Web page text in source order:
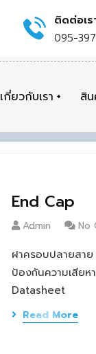
ติดต่อเร
095-
เกี่ยวกับเรา สิน
End Cap
Admin No
ฝาครอบปลายสา
ป้องกันความเสียห
Datasheet
Read More